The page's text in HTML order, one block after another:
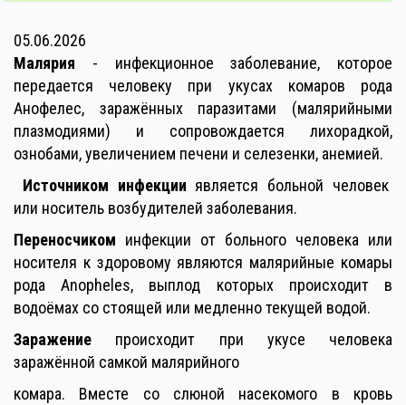
05.06.2026
Малярия - инфекционное заболевание, которое
передается человеку при укусах комаров рода
Анофелес, заражённых паразитами (малярийными
плазмодиями) и сопровождается лихорадкой,
ознобами, увеличением печени и селезенки, анемией.
Источником инфекции является больной человек
или носитель возбудителей заболевания.
Переносчиком инфекции от больного человека или
носителя к здоровому являются малярийные комары
рода Anopheles, выплод которых происходит в
водоёмах со стоящей или медленно текущей водой.
Заражение происходит при укусе человека
заражённой самкой малярийного
комара. Вместе со слюной насекомого в кровь